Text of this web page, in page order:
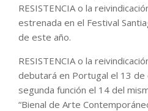
RESISTENCIA o la
estrenada en el Festival
de este año.
RESISTENCIA o la
debutará en Portugal el 13
segunda función el 14 del
“Bienal de Arte